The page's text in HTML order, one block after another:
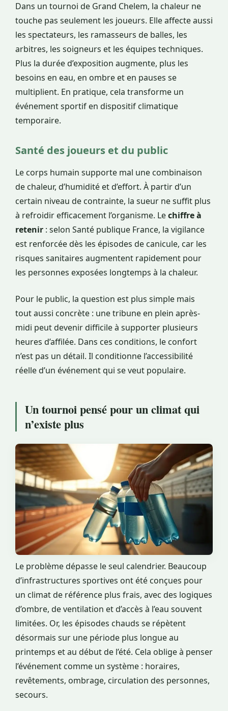
Dans un tournoi de Grand Chelem, la chaleur ne
touche pas seulement les joueurs. Elle affecte aussi
les spectateurs, les ramasseurs de balles, les
arbitres, les soigneurs et les équipes techniques.
Plus la durée d’exposition augmente, plus les
besoins en eau, en ombre et en pauses se
multiplient. En pratique, cela transforme un
événement sportif en dispositif climatique
temporaire.
Santé des joueurs et du public
Le corps humain supporte mal une combinaison
de chaleur, d’humidité et d’effort. À partir d’un
certain niveau de contrainte, la sueur ne suffit plus
à refroidir efficacement l’organisme. Lechiffre à
retenir : selon Santé publique France, la vigilance
est renforcée dès les épisodes de canicule, car les
risques sanitaires augmentent rapidement pour
les personnes exposées longtemps à la chaleur.
Pour le public, la question est plus simple mais
tout aussi concrète : une tribune en plein après-
midi peut devenir difficile à supporter plusieurs
heures d’affilée. Dans ces conditions, le confort
n’est pas un détail. Il conditionne l’accessibilité
réelle d’un événement qui se veut populaire.
Un tournoi pensé pour un climat qui
n’existe plus
Le problème dépasse le seul calendrier. Beaucoup
d’infrastructures sportives ont été conçues pour
un climat de référence plus frais, avec des logiques
d’ombre, de ventilation et d’accès à l’eau souvent
limitées. Or, les épisodes chauds se répètent
désormais sur une période plus longue au
printemps et au début de l’été. Cela oblige à penser
l’événement comme un système : horaires,
revêtements, ombrage, circulation des personnes,
secours.